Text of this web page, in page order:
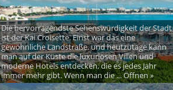
Die hervorragendste Sehenswürdigkeit der Stadt
ist der Kai Croisette. Einst war das eine
gewöhnliche Landstraße, und heutzutage kann
man auf der Küste die luxuriösen Villen und
moderne Hotels entdecken, die es jedes Jahr
immer mehr gibt. Wenn man die ... Öffnen »